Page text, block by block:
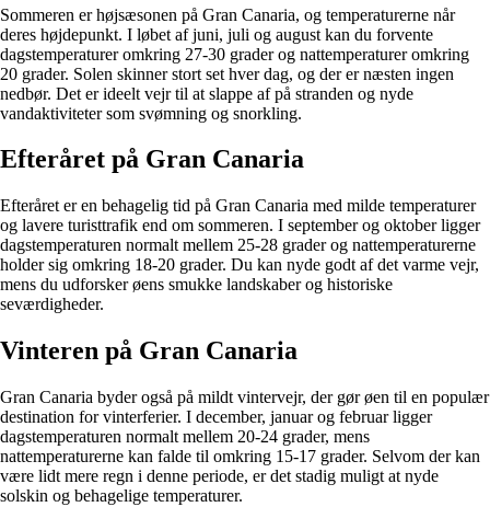
Sommeren er højsæsonen på Gran Canaria, og temperaturerne når
deres højdepunkt. I løbet af juni, juli og august kan du forvente
dagstemperaturer omkring 27-30 grader og nattemperaturer omkring
20 grader. Solen skinner stort set hver dag, og der er næsten ingen
nedbør. Det er ideelt vejr til at slappe af på stranden og nyde
vandaktiviteter som svømning og snorkling.
Efteråret på Gran Canaria
Efteråret er en behagelig tid på Gran Canaria med milde temperaturer
og lavere turisttrafik end om sommeren. I september og oktober ligger
dagstemperaturen normalt mellem 25-28 grader og nattemperaturerne
holder sig omkring 18-20 grader. Du kan nyde godt af det varme vejr,
mens du udforsker øens smukke landskaber og historiske
seværdigheder.
Vinteren på Gran Canaria
Gran Canaria byder også på mildt vintervejr, der gør øen til en populær
destination for vinterferier. I december, januar og februar ligger
dagstemperaturen normalt mellem 20-24 grader, mens
nattemperaturerne kan falde til omkring 15-17 grader. Selvom der kan
være lidt mere regn i denne periode, er det stadig muligt at nyde
solskin og behagelige temperaturer.